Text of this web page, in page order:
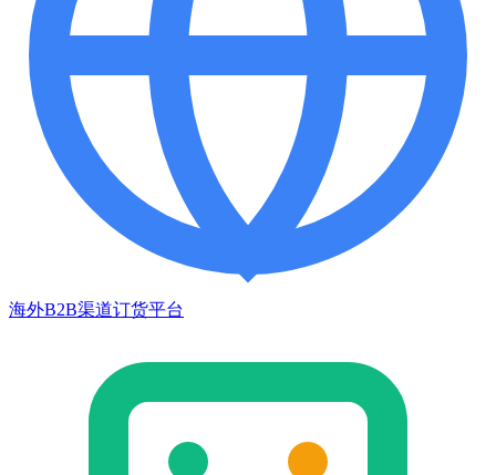
海外B2B渠道订货平台